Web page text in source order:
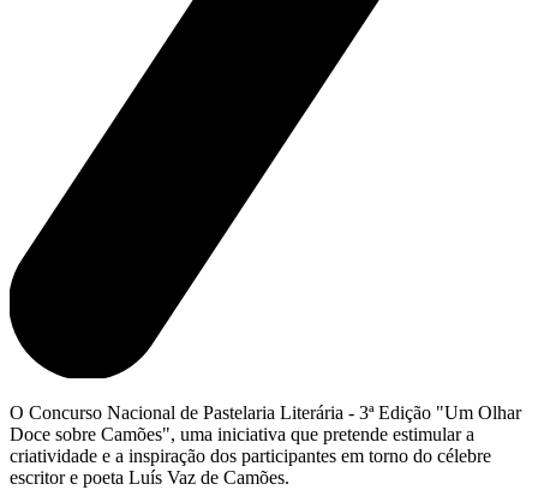
O Concurso Nacional de Pastelaria Literária - 3ª Edição "Um Olhar
Doce sobre Camões", uma iniciativa que pretende estimular a
criatividade e a inspiração dos participantes em torno do célebre
escritor e poeta Luís Vaz de Camões.